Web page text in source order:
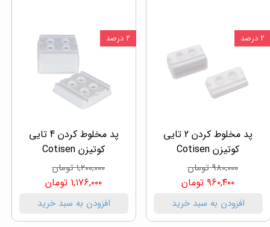
پد مخلوط کردن 2 تایی
کوتیزن Cotisen
۹۸۰,۰۰۰ تومان
۹۶۰,۴۰۰ تومان
افزودن به سبد خرید
۲ درصد
پد مخلوط کردن 4 تایی
کوتیزن Cotisen
۱,۲۰۰,۰۰۰ تومان
۱,۱۷۶,۰۰۰ تومان
افزودن به سبد خرید
۲ درصد